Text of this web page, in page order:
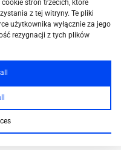
stron trzecich, które
z tej witryny. Te pliki
użytkownika wyłącznie za jego
rezygnacji z tych plików